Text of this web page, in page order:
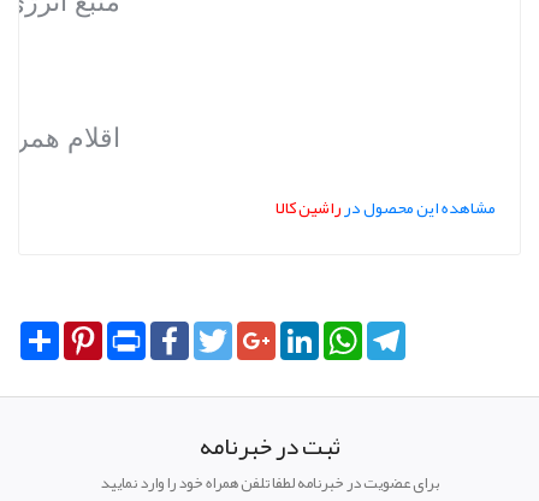
اقلام
مشاهده این محصول درراشین کالا
Share PinterestPrint FacebookTwitterGoogle+LinkedInWhatsApp
ثبت در خبرنامه
برای عضویت در خبرنامه لطفا تلفن همراه خود را وارد نمایید